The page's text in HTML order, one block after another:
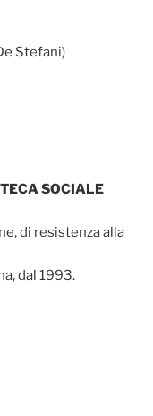
Stefani)
SOCIALE
di resistenza alla
dal 1993.